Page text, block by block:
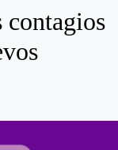
contagios